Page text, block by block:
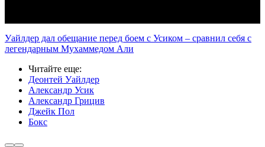
Уайлдер дал обещание перед боем с Усиком – сравнил себя с
легендарным Мухаммедом Али
Читайте еще:
Деонтей Уайлдер
Александр Усик
Александр Грицив
Джейк Пол
Бокс